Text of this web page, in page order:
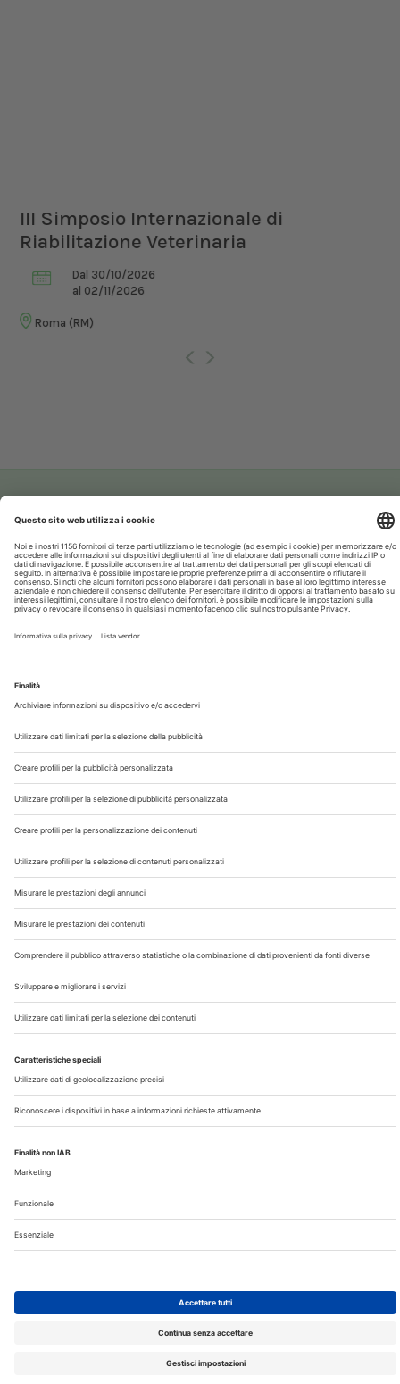
XXI Congresso Nazionale UNISVET
Dal 12/02/2027
al 14/02/2027
Bologna (BO)
Chi Siamo
Contatti
Note Legali
Privacy
©2026 Edra S.p.a | www.edraspa.it | P.iva 08056040960
20134 Milano (Italy)
5/05/2022